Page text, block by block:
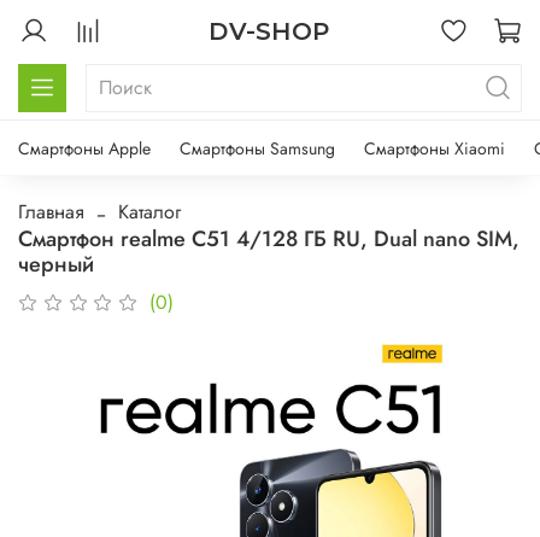
DV-SHOP
Смартфоны Apple Смартфоны Samsung Смартфоны Xiaomi
Главная Каталог
Смартфон realme C51 4/128 ГБ RU, Dual nano SIM,
черный
(0)